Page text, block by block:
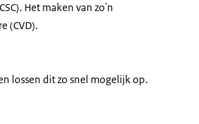
Het maken van zo'n
(CVD).
lossen dit zo snel mogelijk op.